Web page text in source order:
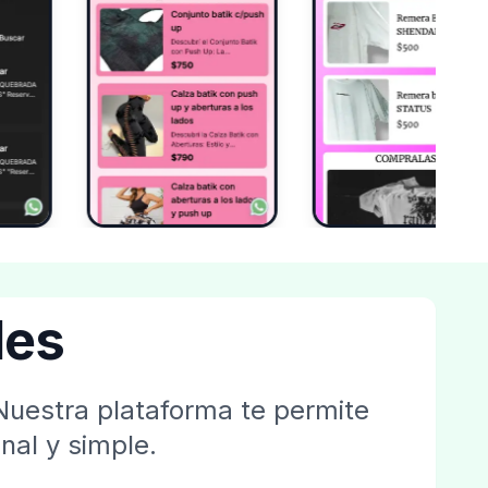
plataforma te permite
y simple.